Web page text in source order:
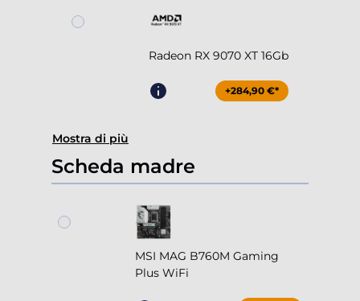
Radeon RX 9070 XT 16Gb
+284,90 €*
Mostra di più
Scheda madre
MSI MAG B760M Gaming
Plus WiFi